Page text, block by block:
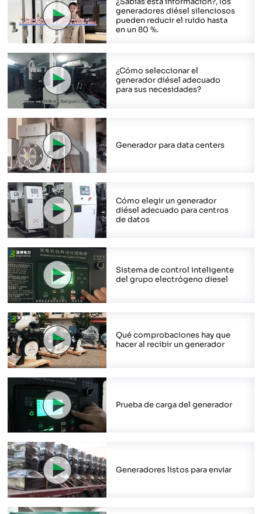
generadores diésel silenciosos
pueden reducir el ruido hasta
en un 80 %.
¿Cómo seleccionar el
generador diésel adecuado
para sus necesidades?
Generador para data centers
Cómo elegir un generador
diésel adecuado para centros
de datos
Sistema de control inteligente
del grupo electrógeno diesel
Qué comprobaciones hay que
hacer al recibir un generador
Prueba de carga del generador
Generadores listos para enviar